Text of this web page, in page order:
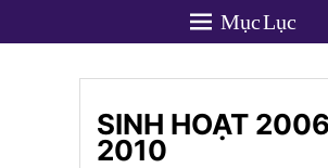
Mục Lục
SINH HOẠT
2010